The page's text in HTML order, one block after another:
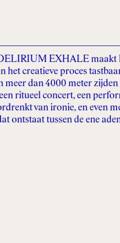
EXHALE maakt
het creatieve proces
meer dan 4000 meter
ritueel concert, een
van ironie, en even
ontstaat tussen de ene